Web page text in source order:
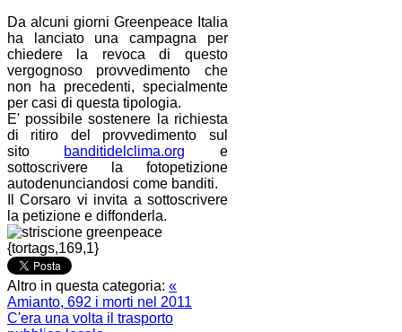
Da alcuni giorni Greenpeace Italia
ha lanciato una campagna per
chiedere la revoca di questo
vergognoso provvedimento che
non ha precedenti, specialmente
per casi di questa tipologia.
E' possibile sostenere la richiesta
di ritiro del provvedimento sul
sito banditidelclima.org e
sottoscrivere la fotopetizione
autodenunciandosi come banditi.
Il Corsaro vi invita a sottoscrivere
la petizione e diffonderla.
{tortags,169,1}
Altro in questa categoria: «
Amianto, 692 i morti nel 2011
C'era una volta il trasporto